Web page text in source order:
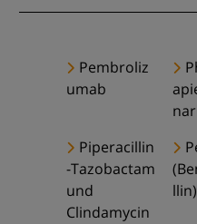
Pembroliz
umab
Piperacillin
-Tazobactam
und
Clindamycin
llin)